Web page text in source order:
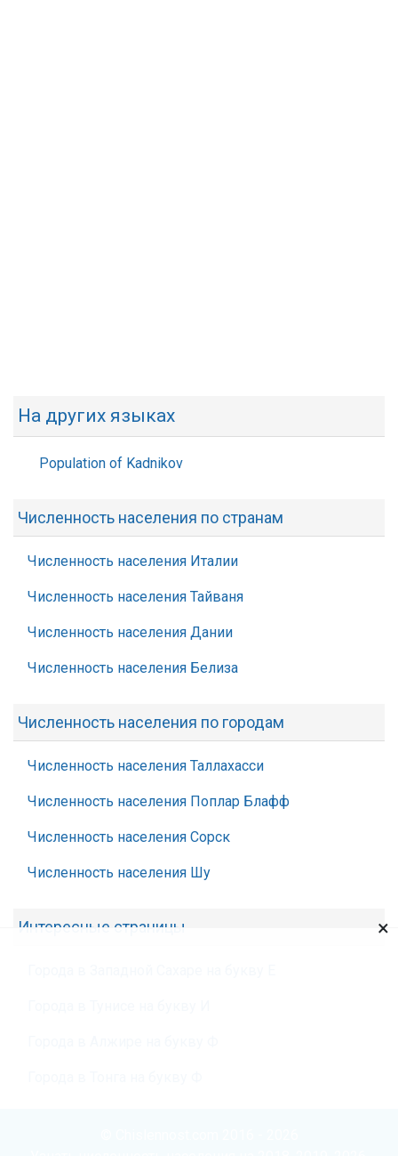
На других языках
Population of Kadnikov
Численность населения по странам
Численность населения Италии
Численность населения Тайваня
Численность населения Дании
Численность населения Белиза
Численность населения по городам
Численность населения Таллахасси
Численность населения Поплар Блафф
Численность населения Сорск
Численность населения Шу
Интересные страницы ×